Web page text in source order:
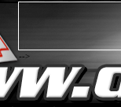
-->